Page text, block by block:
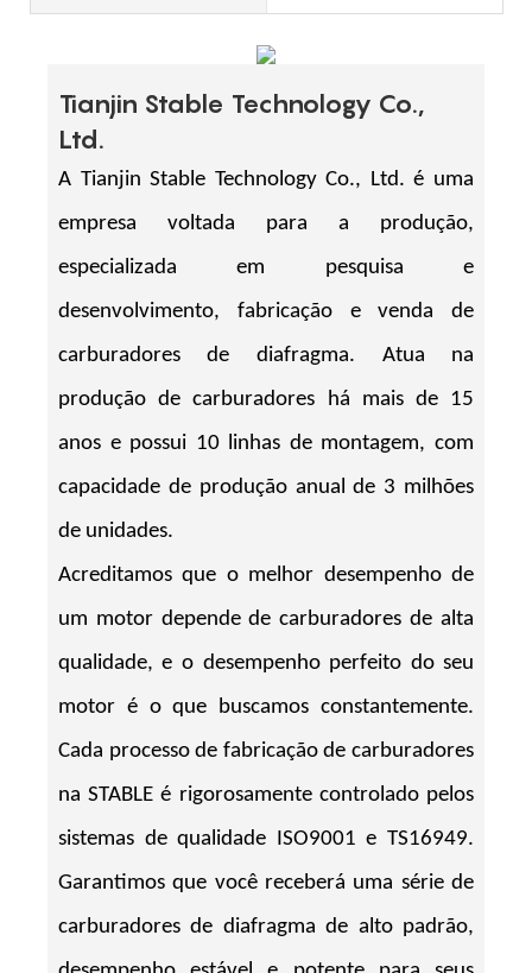
Tianjin Stable Technology Co.,
Ltd.
A Tianjin Stable Technology Co., Ltd. é uma
empresa voltada para a produção,
especializada em pesquisa e
desenvolvimento, fabricação e venda de
carburadores de diafragma. Atua na
produção de carburadores há mais de 15
anos e possui 10 linhas de montagem, com
capacidade de produção anual de 3 milhões
de unidades.
Acreditamos que o melhor desempenho de
um motor depende de carburadores de alta
qualidade, e o desempenho perfeito do seu
motor é o que buscamos constantemente.
Cada processo de fabricação de carburadores
na STABLE é rigorosamente controlado pelos
sistemas de qualidade ISO9001 e TS16949.
Garantimos que você receberá uma série de
carburadores de diafragma de alto padrão,